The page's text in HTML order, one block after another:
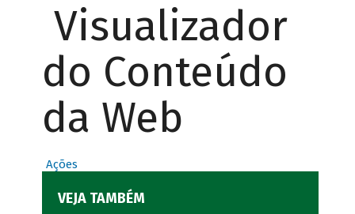
Visualizador
do Conteúdo
da Web
Ações
VEJA TAMBÉM